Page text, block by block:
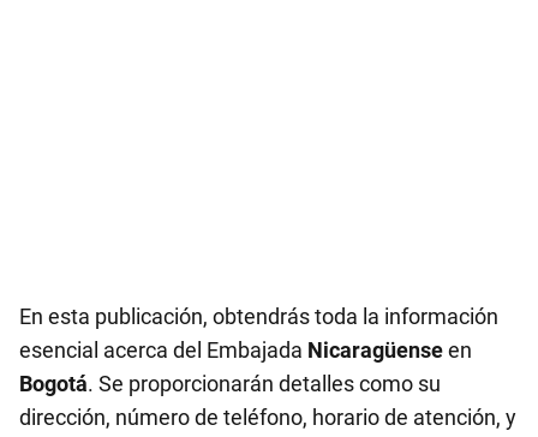
En esta publicación, obtendrás toda la información
esencial acerca del Embajada Nicaragüenseen
Bogotá. Se proporcionarán detalles como su
dirección, número de teléfono, horario de atención, y